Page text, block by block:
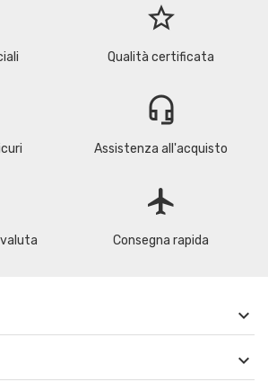
star_border
Qualità certificata
headset_mic
Assistenza all'acquisto
flight
Consegna rapida

